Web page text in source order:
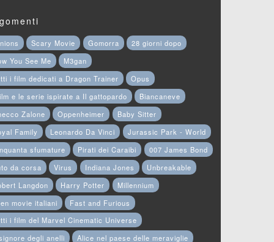
Scary Movie Gomorra
28 giorni dopo
You See Me
M3gan
i film dedicati a Dragon Trainer
Opus
e le serie ispirate a Il gattopardo
Biancaneve
Zalone
Oppenheimer
Baby Sitter
Family
Leonardo Da Vinci
Jurassic Park - World
sfumature
Pirati dei Caraibi
007 James Bond
da corsa
Virus Indiana Jones
Unbreakable
Langdon
Harry Potter
Millennium
movie italiani
Fast and Furious
i film del Marvel Cinematic Universe
degli anelli
Alice nel paese delle meraviglie